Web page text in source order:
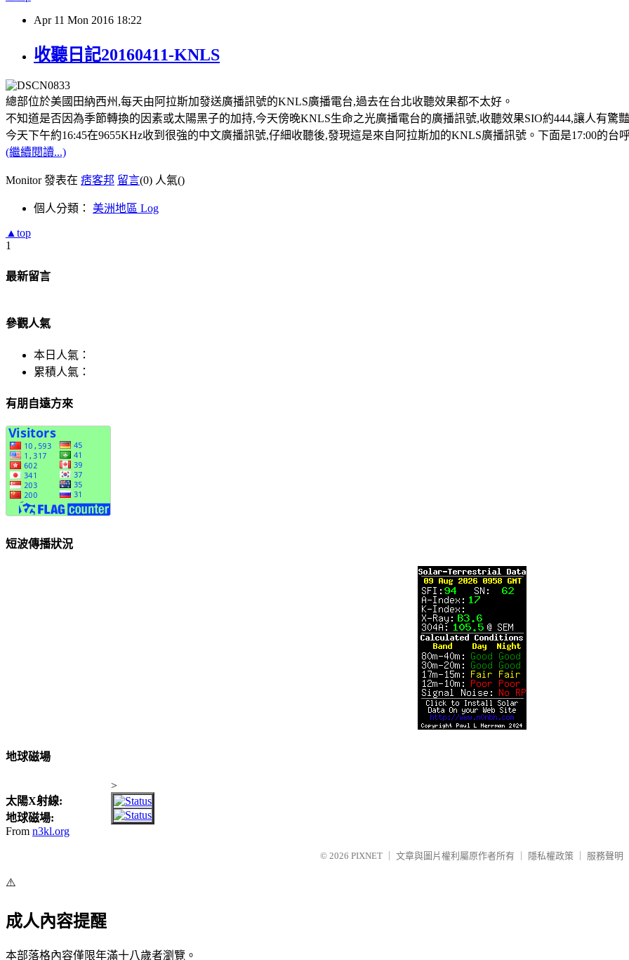
Apr 11 Mon 2016 18:22
收聽日記20160411-KNLS
總部位於美國田納西州,每天由阿拉斯加發送廣播訊號的KNLS廣播電台,過去在台北收聽效果都不太好。
不知道是否因為季節轉換的因素或太陽黑子的加持,今天傍晚KNLS生命之光廣播電台的廣播訊號,收聽效果SIO約444,讓人有驚
今天下午約16:45在9655KHz收到很強的中文廣播訊號,仔細收聽後,發現這是來自阿拉斯加的KNLS廣播訊號。下面是17:00的台
(繼續閱讀...)
Monitor 發表在 痞客邦 留言(0) 人氣()
個人分類： 美洲地區 Log
▲top
1
最新留言
參觀人氣
本日人氣：
累積人氣：
有朋自遠方來
短波傳播狀況
地球磁場
太陽X射線:
地球磁場:
>
From n3kl.org
© 2026 PIXNET 文章與圖片權利屬原作者所有 隱私權政策 服務聲明
⚠️
成人內容提醒
本部落格內容僅限年滿十八歲者瀏覽。